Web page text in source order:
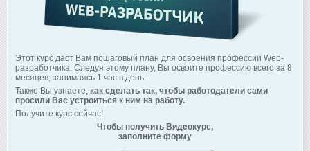
Этот курс даст Вам пошаговый план для освоения профессии Web-
разработчика. Следуя этому плану, Вы освоите профессию всего за 8
месяцев, занимаясь 1 час в день.
Также Вы узнаете, как сделать так, чтобы работодатели сами
просили Вас устроиться к ним на работу.
Получите курс сейчас!
Чтобы получить Видеокурс,
заполните форму